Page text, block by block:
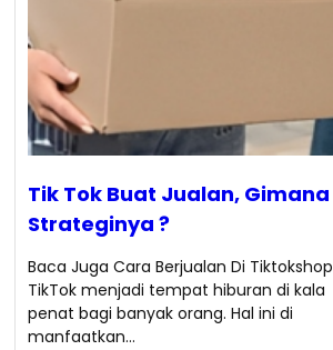
Tik Tok Buat Jualan, Gimana
Strateginya ?
Baca Juga Cara Berjualan Di Tiktokshop
TikTok menjadi tempat hiburan di kala
penat bagi banyak orang. Hal ini di
manfaatkan…